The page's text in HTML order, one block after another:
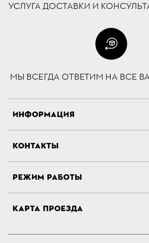
УСЛУГА ДОСТАВКИ И
МЫ ВСЕГДА ОТВЕТИМ НА ВСЕ
ИНФОРМАЦИЯ
КОНТАКТЫ
РЕЖИМ РАБОТЫ
КАРТА ПРОЕЗДА